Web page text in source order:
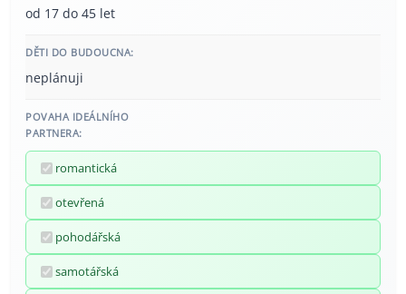
od 17 do 45 let
DĚTI DO BUDOUCNA:
neplánuji
POVAHA IDEÁLNÍHO
PARTNERA:
romantická
otevřená
pohodářská
samotářská